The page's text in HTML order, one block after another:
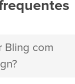
Bling com